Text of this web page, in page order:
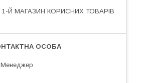
1-Й МАГАЗИН КОРИСНИХ ТОВАРІВ
Менеджер